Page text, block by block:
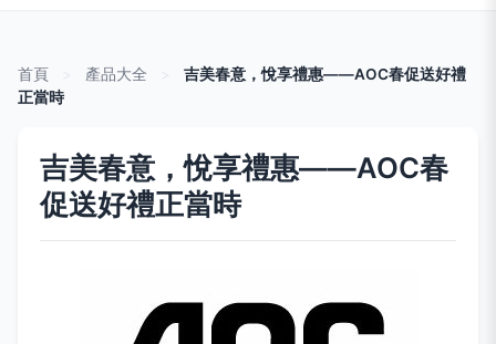
首頁 產品大全
吉美春意，悅享禮惠——AOC春促送好禮
正當時
吉美春意，悅享禮惠——AOC春
促送好禮正當時